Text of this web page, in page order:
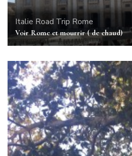
Italie Road Trip Rome
Voir Rome et mourrir ( de chaud)